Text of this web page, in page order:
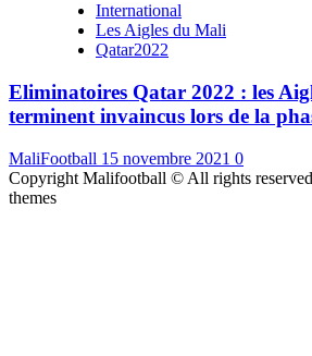
International
Les Aigles du Mali
Qatar2022
Eliminatoires Qatar 2022 : les
terminent invaincus lors de la
MaliFootball 15 novembre 2021 0
Copyright Malifootball © All rights
themes